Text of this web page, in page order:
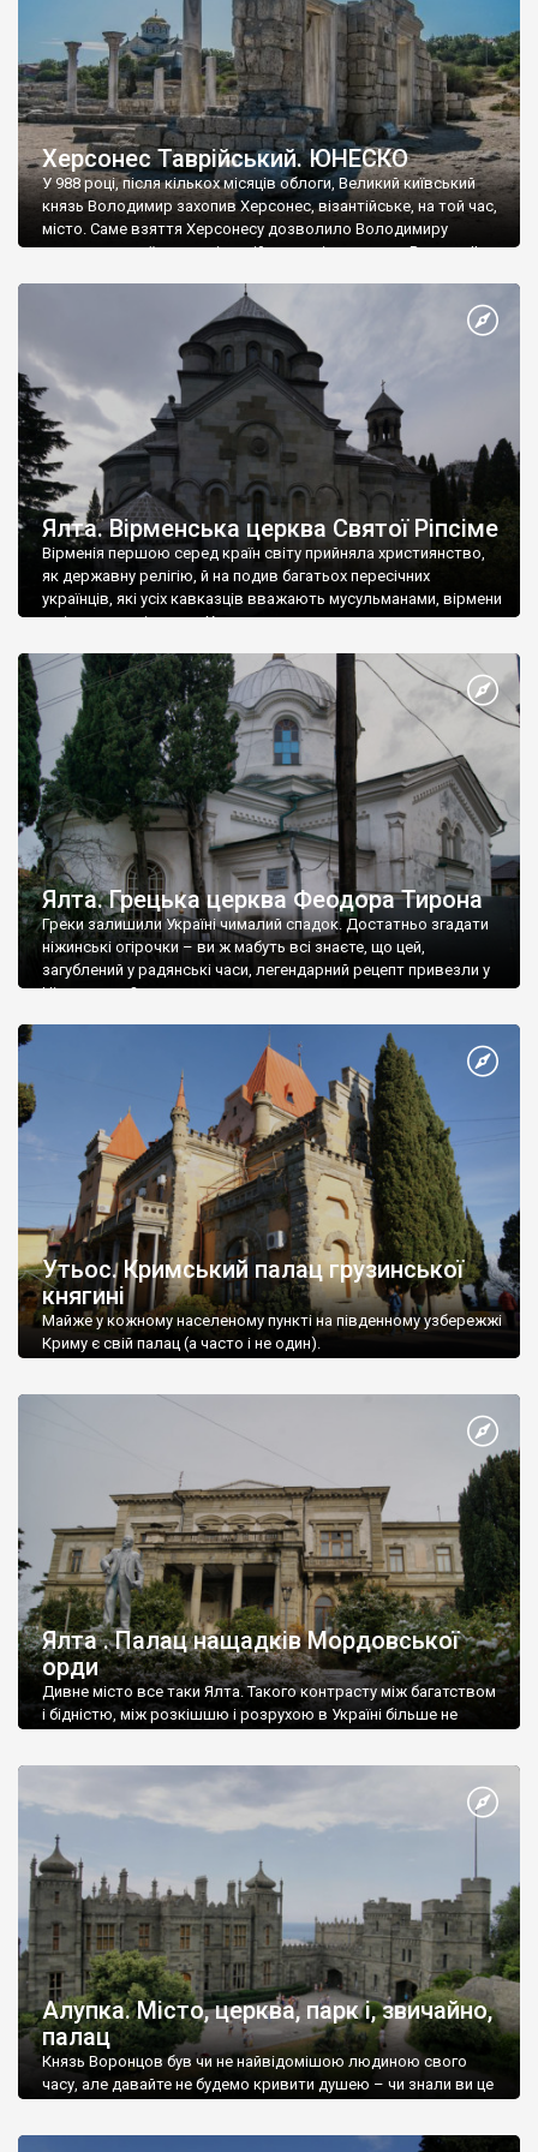
Херсонес Таврійський. ЮНЕСКО
У 988 році, після кількох місяців облоги, Великий київський
князь Володимир захопив Херсонес, візантійське, на той час,
місто. Саме взяття Херсонесу дозволило Володимиру
диктувати свої умови візантійському імператору Василю ІІ, та
Херсонесі Володимир-язичник, став Василем-християнином.
А потім було Хрещення Русі. На честь Херсонесу Таврійського
Ялта. Вірменська церква Святої Ріпсіме
Вірменія першою серед країн світу прийняла християнство,
як державну релігію, й на подив багатьох пересічних
українців, які усіх кавказців вважають мусульманами, вірмени
є відданими вірянами Христа
Ялта. Грецька церква Феодора Тирона
Греки залишили Україні чималий спадок. Достатньо згадати
ніжинські огірочки – ви ж мабуть всі знаєте, що цей,
загублений у радянські часи, легендарний рецепт привезли у
Ніжин греки?
Утьос. Кримський палац грузинської
княгині
Майже у кожному населеному пункті на південному узбережжі
Криму є свій палац (а часто і не один).
Ялта . Палац нащадків Мордовської
орди
Дивне місто все таки Ялта. Такого контрасту між багатством
і бідністю, між розкішшю і розрухою в Україні більше не
Алупка. Місто, церква, парк і, звичайно,
палац
Князь Воронцов був чи не найвідомішою людиною свого
часу, але давайте не будемо кривити душею – чи знали ви це